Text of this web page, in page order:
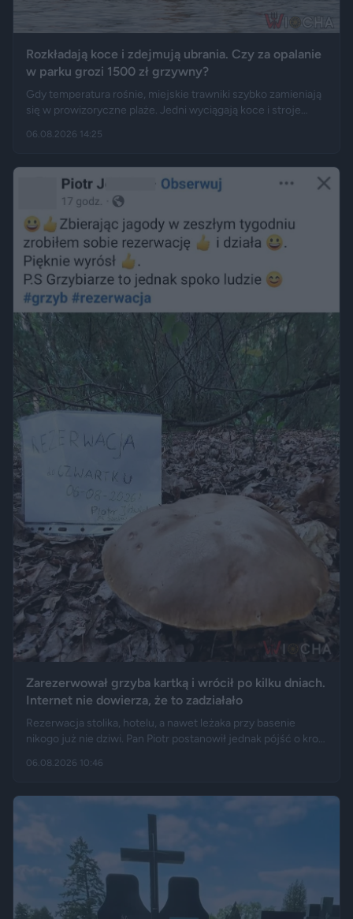
Rozkładają koce i zdejmują ubrania. Czy za opalanie
w parku grozi 1500 zł grzywny?
Gdy temperatura rośnie, miejskie trawniki szybko zamieniają
się w prowizoryczne plaże. Jedni wyciągają koce i stroje
legalne. Jak opisują Gazeta.pl i „Rzeczpospolita”, samo
przez nagość, złamanie regulaminu parku albo zajęcie
trawnika, który nie został przeznaczony do rekreacji.
06.08.2026 14:25
Zarezerwował grzyba kartką i wrócił po kilku dniach.
Internet nie dowierza, że to zadziałało
Rezerwacja stolika, hotelu, a nawet leżaka przy basenie
nikogo już nie dziwi. Pan Piotr postanowił jednak pójść o krok
„Fakt”, po kilku dniach wrócił w to samo miejsce i odkrył, że
06.08.2026 10:46